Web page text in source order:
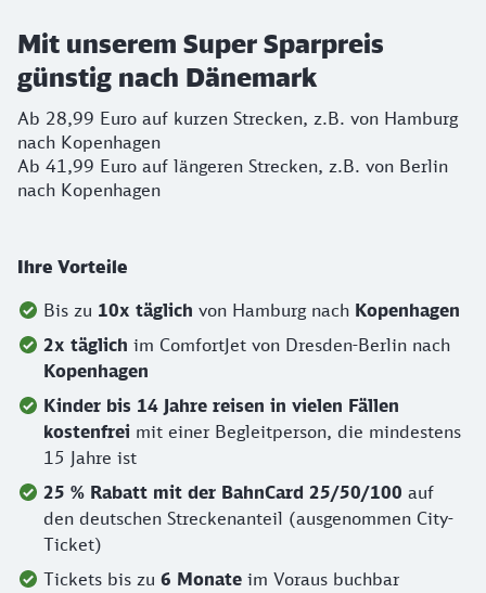
Mit unserem Super Sparpreis
günstig nach Dänemark
Ab 28,99 Euro auf kurzen Strecken, z.B. von Hamburg
nach Kopenhagen
Ab 41,99 Euro auf längeren Strecken, z.B. von Berlin
nach Kopenhagen
Ihre Vorteile
Bis zu 10x täglich von Hamburg nach Kopenhagen
2x täglich im ComfortJet von Dresden-Berlin nach
Kopenhagen
Kinder bis 14 Jahre reisen in vielen Fällen
kostenfrei mit einer Begleitperson, die mindestens
15 Jahre ist
25 % Rabatt mit der BahnCard 25/50/100 auf
den deutschen Streckenanteil (ausgenommen City-
Ticket)
Tickets bis zu 6 Monate im Voraus buchbar